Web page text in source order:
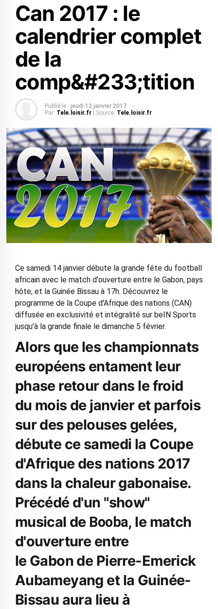
Can 2017 : le
calendrier complet
de la
comp&#233;tition
Publié le : jeudi 12 janvier 2017
Par: Tele.loisir.fr | Source: Tele.loisir.fr
Ce samedi 14 janvier débute la grande fête du football
africain avec le match d'ouverture entre le Gabon, pays
hôte, et la Guinée Bissau à 17h. Découvrez le
programme de la Coupe d'Afrique des nations (CAN)
diffusée en exclusivité et intégralité sur beIN Sports
jusqu'à la grande finale le dimanche 5 février.
Alors que les championnats
européens entament leur
phase retour dans le froid
du mois de janvier et parfois
sur des pelouses gelées,
débute ce samedi la Coupe
d'Afrique des nations 2017
dans la chaleur gabonaise.
Précédé d'un "show"
musical de Booba, le match
d'ouverture entre
le Gabon de Pierre-Emerick
Aubameyang et la Guinée-
Bissau aura lieu à